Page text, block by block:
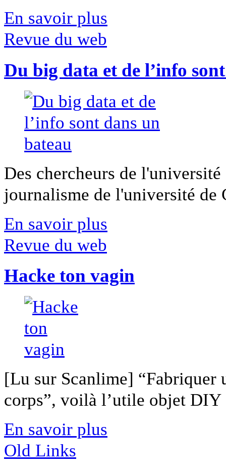
En savoir plus
Revue du web
Du big data et de l’info
Des chercheurs de
journalisme de l'université
En savoir plus
Revue du web
Hacke ton vagin
[Lu sur Scanlime] “Fabriquer
corps”, voilà l’utile objet
En savoir plus
Old Links